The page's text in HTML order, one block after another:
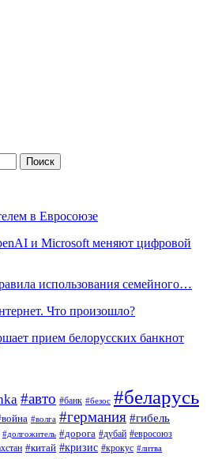
в Евросоюзе
и Microsoft меняют цифровой
использования семейного…
Что произошло?
прием белорусских банкнот
#авто #банк #безос #беларусь
#волга #германия #гибель
#долгожитель #дорога #дубай #евросоюз
#китай #кризис #крокус #литва